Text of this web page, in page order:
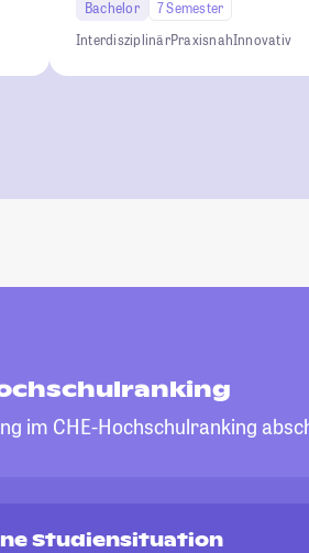
Bachelor
7 Semester
InterdisziplinärPraxisnahInnovativ
im CHE-Hochschulranking
Studiensituation